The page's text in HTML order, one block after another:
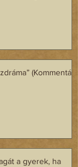
(Kommentár:
a gyerek, ha